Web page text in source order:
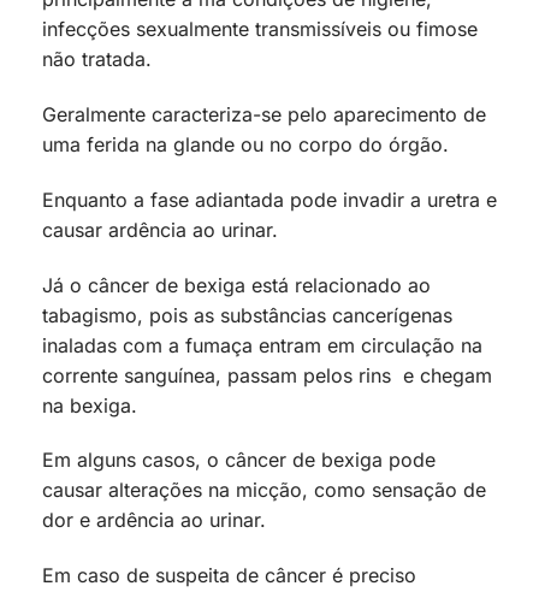
infecções sexualmente transmissíveis ou fimose
não tratada.
Geralmente caracteriza-se pelo aparecimento de
uma ferida na glande ou no corpo do órgão.
Enquanto a fase adiantada pode invadir a uretra e
causar ardência ao urinar.
Já o câncer de bexiga está relacionado ao
tabagismo, pois as substâncias cancerígenas
inaladas com a fumaça entram em circulação na
corrente sanguínea, passam pelos rins e chegam
na bexiga.
Em alguns casos, o câncer de bexiga pode
causar alterações na micção, como sensação de
dor e ardência ao urinar.
Em caso de suspeita de câncer é preciso